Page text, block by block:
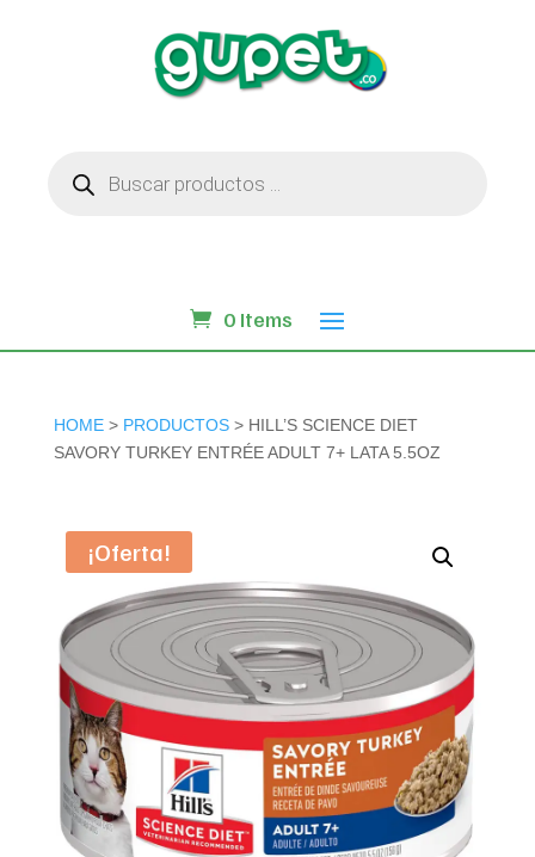
productos
0 Items
HOME> PRODUCTOS> HILL’S SCIENCE DIET
SAVORY TURKEY ENTRÉE ADULT 7+ LATA 5.5OZ
¡Oferta!